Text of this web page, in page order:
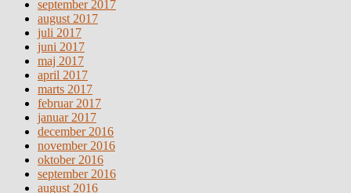
september 2017
august 2017
juli 2017
juni 2017
maj 2017
april 2017
marts 2017
februar 2017
januar 2017
december 2016
november 2016
oktober 2016
september 2016
august 2016